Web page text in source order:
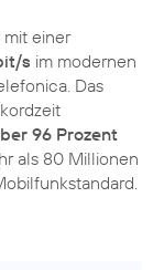
einer
s im modernen
Das
96 Prozent
als 80 Millionen